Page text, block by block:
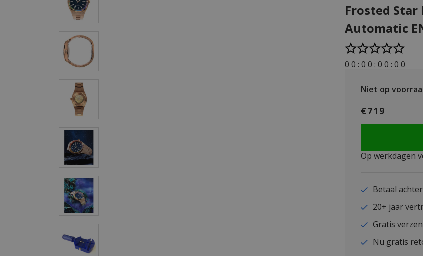
Frosted Star
Automatic
0 0 : 0 0 : 0 0 : 0 0
Niet op
€719
Op werkdagen
Betaal
20+ jaar
Gratis
Nu gratis